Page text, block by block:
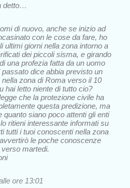
detto…
di nuovo, anche se inizio ad
con le cose da fare, ho
ultimi giorni nella zona intorno a
dei piccoli sisma, e girando
una profezia fatta da un uomo
passato dice abbia previsto un
zona di Roma verso il 10
hai letto niente di tutto cio?
che la protezione civile ha
questa predizione, ma
quanto siano poco attenti gli enti
ritieni interessante informati su
tutti i tuoi conoscenti nella zona
le poche conoscenze
martedi.
ore 13:01